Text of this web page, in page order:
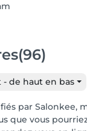
(96)
- de haut en bas
par Salonkee,
que vous